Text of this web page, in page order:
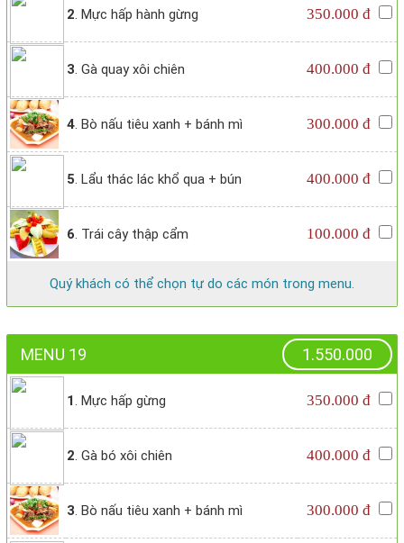
2. Mực hấp hành gừng 350.000 đ
3. Gà quay xôi chiên 400.000 đ
4. Bò nấu tiêu xanh + bánh mì 300.000 đ
5. Lẩu thác lác khổ qua + bún 400.000 đ
6. Trái cây thập cẩm 100.000 đ
Quý khách có thể chọn tự do các món trong menu.
MENU 19 1.550.000
1. Mực hấp gừng 350.000 đ
2. Gà bó xôi chiên 400.000 đ
3. Bò nấu tiêu xanh + bánh mì 300.000 đ